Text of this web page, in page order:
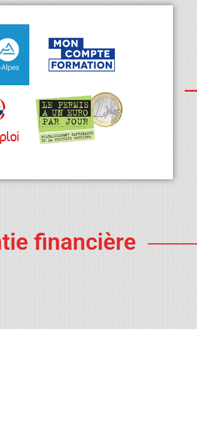
financière